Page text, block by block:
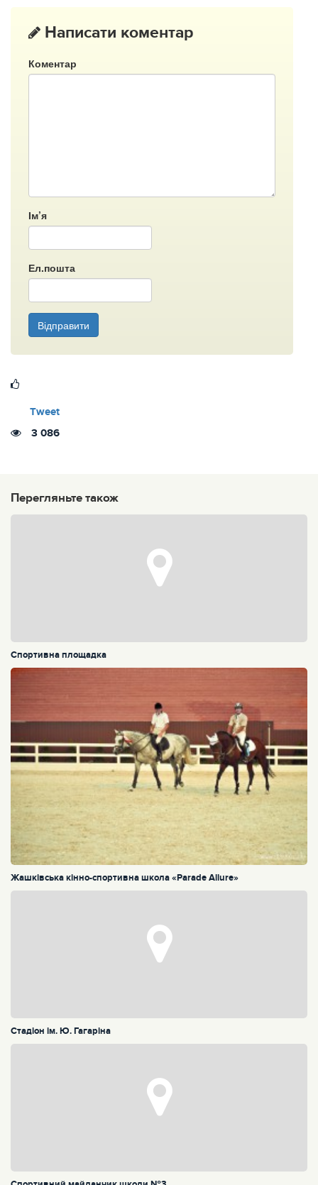
Написати коментар
Коментар
Ім’я
Ел.пошта
Відправити
Tweet
3 086
Перегляньте також
Спортивна площадка
Жашківська кінно-спортивна школа «Parade Allure»
Стадіон ім. Ю. Гагаріна